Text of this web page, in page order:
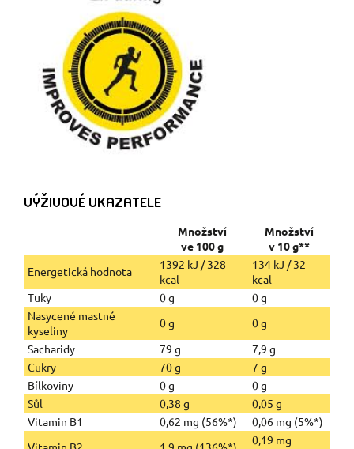
VÝŽIVOVÉ UKAZATELE
Množství
ve 100 g
Množství
v 10 g**
Energetická hodnota
1392 kJ / 328
kcal
134 kJ / 32
kcal
Tuky
0 g
0 g
Nasycené mastné
kyseliny
0 g
0 g
Sacharidy
79 g
7,9 g
Cukry
70 g
7 g
Bílkoviny
0 g
0 g
Sůl
0,38 g
0,05 g
Vitamin B1
0,62 mg (56%*)
0,06 mg (5%*)
0,19 mg